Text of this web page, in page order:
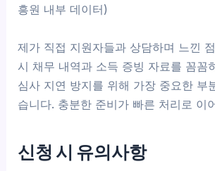
흥원 내부 데이터)
제가 직접 지원자들과 상담하며 느낀
시 채무 내역과 소득 증빙 자료를 꼼꼼
심사 지연 방지를 위해 가장 중요한 부
습니다. 충분한 준비가 빠른 처리로 이
신청 시 유의사항